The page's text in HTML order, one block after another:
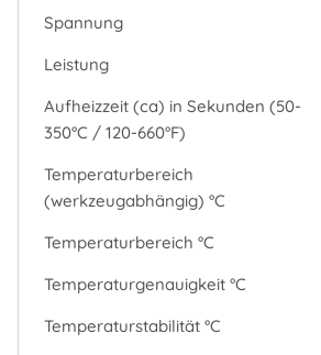
Spannung
Leistung
Aufheizzeit (ca) in Sekunden (50-
350°C / 120-660°F)
Temperaturbereich
(werkzeugabhängig) °C
Temperaturbereich °C
Temperaturgenauigkeit °C
Temperaturstabilität °C